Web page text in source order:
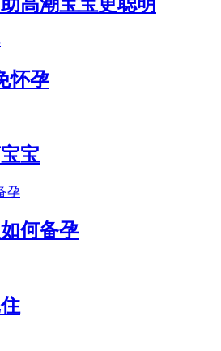
高潮宝宝更聪明
怀孕
宝
何备孕